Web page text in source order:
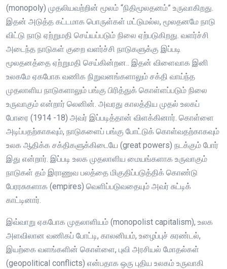
(monopoly) முதலியவற்றின் மூலம் “நிதிமூலதனம்” உருவாகிறது.
இதன் அடுத்த கட்டமாக பொருள்கள் மட்டுமல்ல, மூலதனமே நாடு
விட்டு நாடு ஏற்றுமதி செய்யப்படும் நிலை ஏற்படுகிறது. வளர்ச்சி
அடைந்த நாடுகள் குறை வளர்ச்சி நாடுகளுக்கு இப்படி
மூலதனத்தை ஏற்றுமதி செய்கின்றன.. இதன் விளைவாக இனி
உலகமே ஏகபோக வணிக நிறுவனங்களாலும் சக்தி வாய்ந்த
முதலாளிய நாடுகளாலும் பங்கு பிரித்துக் கொள்ளப்படும் நிலை
உருவாகும் என்றார் லெனின். அவரது காலத்திய முதல் உலகப்
போரை (1914 -18) அவர் இப்படித்தான் விளக்கினார். கொள்ளை
அடிப்பதற்காகவும், நாடுகளைப் பங்கு போட்டுக் கொள்வதற்காகவும்
உலக ஆதிக்க சக்திகளுக்கிடையே (great powers) நடக்கும் போர்
இது என்றார். இப்படி உலக முதலாளிய மையங்களாக உருவாகும்
நாடுகள் தம் இராணுவ பலத்தை மிகுதிப்படுத்திக் கொண்டு
பேரரசுகளாக (empires) வெளிப்படுவதையும் அவர் சுட்டிக்
காட்டினார்.
இவ்வாறு ஏகபோக முதலாளியம் (monopolist capitalism), உலக
அளவிலான வணிகப் போட்டி, காலனியம், உழைப்புச் சுரண்டல்,
இயற்கை வளங்களின் கொள்ளை, புவி அரசியல் மோதல்கள்
(geopolitical conflicts) என்பதாக ஒரு புதிய உலகம் உருவாகி